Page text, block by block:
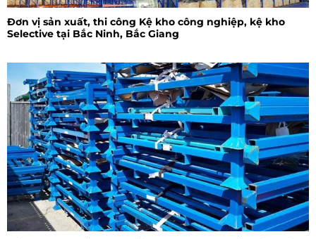
Đơn vị sản xuất, thi công Kệ kho công nghiệp, kệ kho
Selective tại Bắc Ninh, Bắc Giang